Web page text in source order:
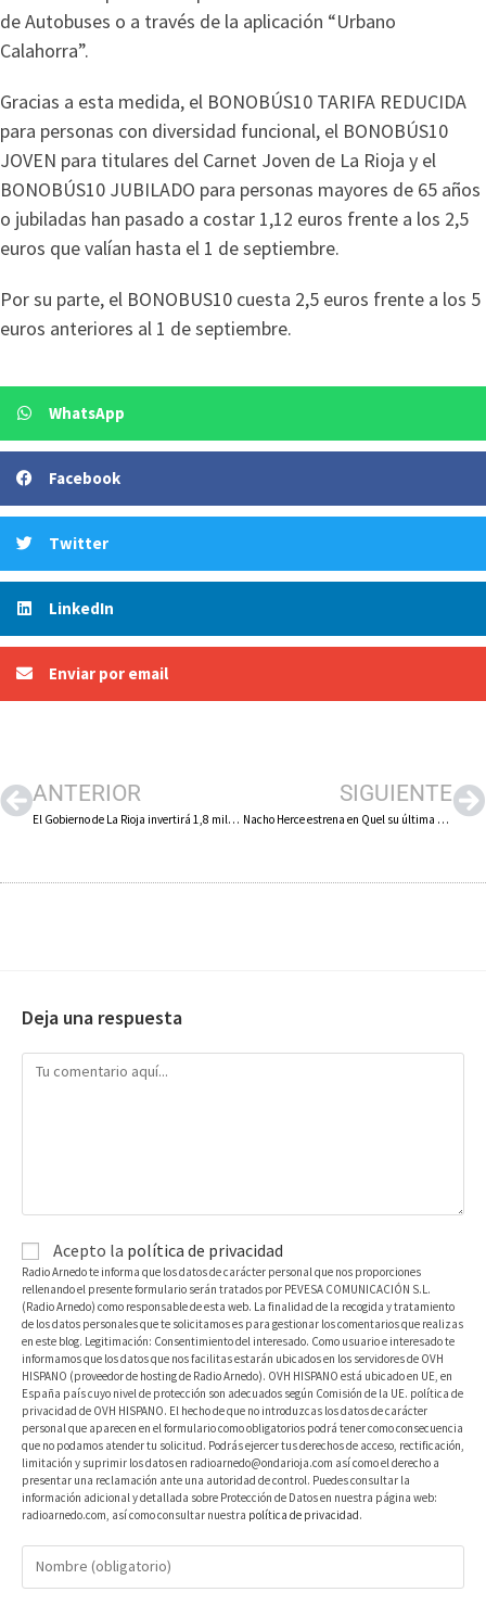
de Autobuses o a través de la aplicación “Urbano
Calahorra”.
Gracias a esta medida, el BONOBÚS10 TARIFA REDUCIDA
para personas con diversidad funcional, el BONOBÚS10
JOVEN para titulares del Carnet Joven de La Rioja y el
BONOBÚS10 JUBILADO para personas mayores de 65 años
o jubiladas han pasado a costar 1,12 euros frente a los 2,5
euros que valían hasta el 1 de septiembre.
Por su parte, el BONOBUS10 cuesta 2,5 euros frente a los 5
euros anteriores al 1 de septiembre.
WhatsApp
Facebook
Twitter
LinkedIn
Enviar por email
ANTERIOR
El Gobierno de La Rioja invertirá 1,8 millones de euros en la reforma integral del centro de salud de Arnedo para subsanar sus deficiencias, por las que ha demandado a la empresa constructora
SIGUIENTE
Nacho Herce estrena en Quel su última película «El perfecto amor» con todas las localidades vendidas
Deja una respuesta
Acepto la política de privacidad
Radio Arnedo te informa que los datos de carácter personal que nos proporciones
rellenando el presente formulario serán tratados por PEVESA COMUNICACIÓN S.L.
(Radio Arnedo) como responsable de esta web. La finalidad de la recogida y tratamiento
de los datos personales que te solicitamos es para gestionar los comentarios que realizas
en este blog. Legitimación: Consentimiento del interesado. Como usuario e interesado te
informamos que los datos que nos facilitas estarán ubicados en los servidores de OVH
HISPANO (proveedor de hosting de Radio Arnedo). OVH HISPANO está ubicado en UE, en
España país cuyo nivel de protección son adecuados según Comisión de la UE. política de
privacidad de OVH HISPANO. El hecho de que no introduzcas los datos de carácter
personal que aparecen en el formulario como obligatorios podrá tener como consecuencia
que no podamos atender tu solicitud. Podrás ejercer tus derechos de acceso, rectificación,
limitación y suprimir los datos en radioarnedo@ondarioja.com así como el derecho a
presentar una reclamación ante una autoridad de control. Puedes consultar la
información adicional y detallada sobre Protección de Datos en nuestra página web:
radioarnedo.com, así como consultar nuestra política de privacidad.